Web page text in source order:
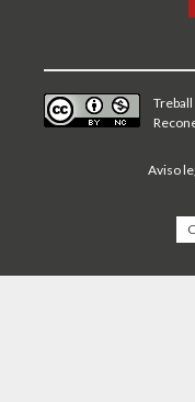
Treball
Aviso